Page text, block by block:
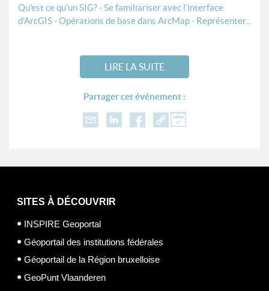
Qu'est ce qu'un SIG? - Se familiariser avec l’interface
d’ArcGIS - Opérations de base dans ArcMap - Représenter...
LIRE LA SUITE
Partager cet événement :
SITES À DÉCOUVRIR
INSPIRE Geoportal
Géoportail des institutions fédérales
Géoportail de la Région bruxelloise
GeoPunt Vlaanderen